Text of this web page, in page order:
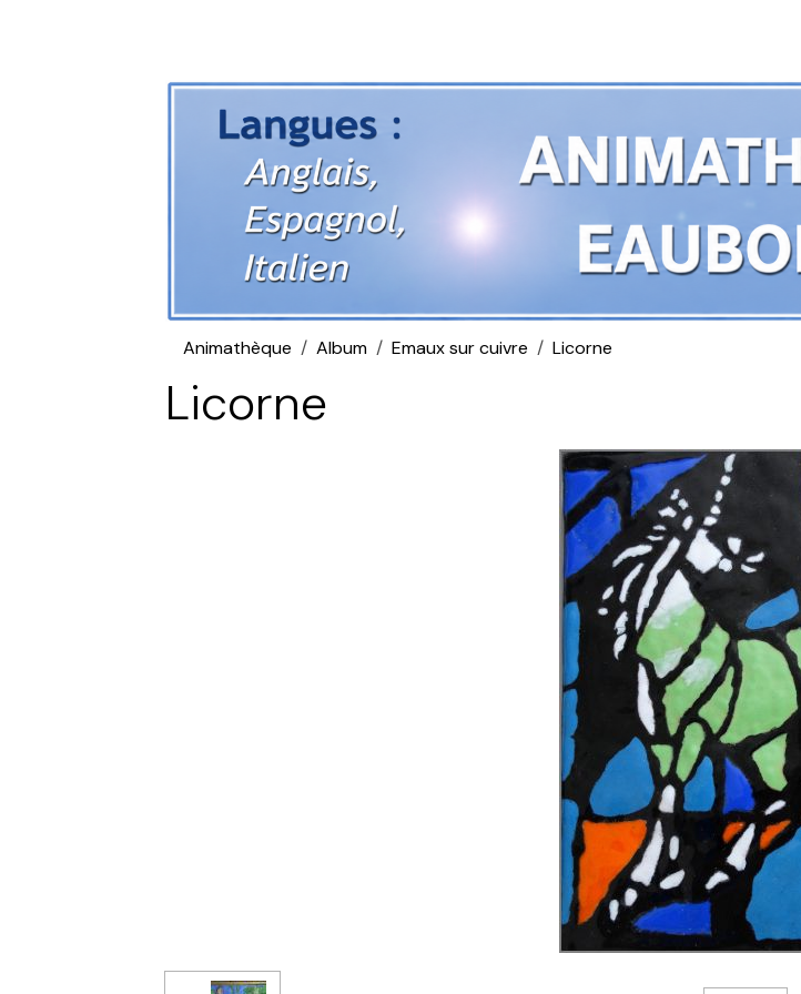
Animathèque Album Emaux sur cuivre Licorne
Licorne